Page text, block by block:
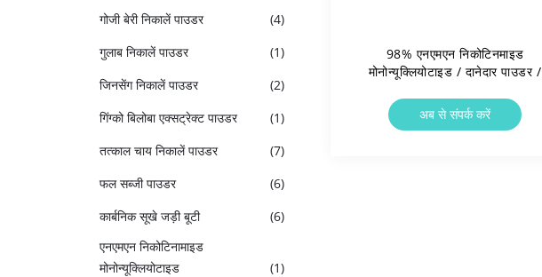
गोजी बेरी निकालें पाउडर
(4)
गुलाब निकालें पाउडर
(1)
जिनसेंग निकालें पाउडर
(2)
गिंग्को बिलोबा एक्सट्रेक्ट पाउडर
(1)
तत्काल चाय निकालें पाउडर
(7)
फल सब्जी पाउडर
(6)
कार्बनिक सूखे जड़ी बूटी
(6)
एनएमएन निकोटिनामाइड
मोनोन्यूक्लियोटाइड
(1)
98% एनएमएन निकोटिनमाइड
मोनोन्यूक्लियोटाइड / दानेदार पाउडर /
अब से संपर्क करें